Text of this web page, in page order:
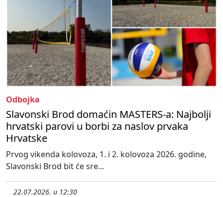
Odbojka
Slavonski Brod domaćin MASTERS-a: Najbolji
hrvatski parovi u borbi za naslov prvaka
Hrvatske
Prvog vikenda kolovoza, 1. i 2. kolovoza 2026. godine,
Slavonski Brod bit će sre...
22.07.2026. u 12:30